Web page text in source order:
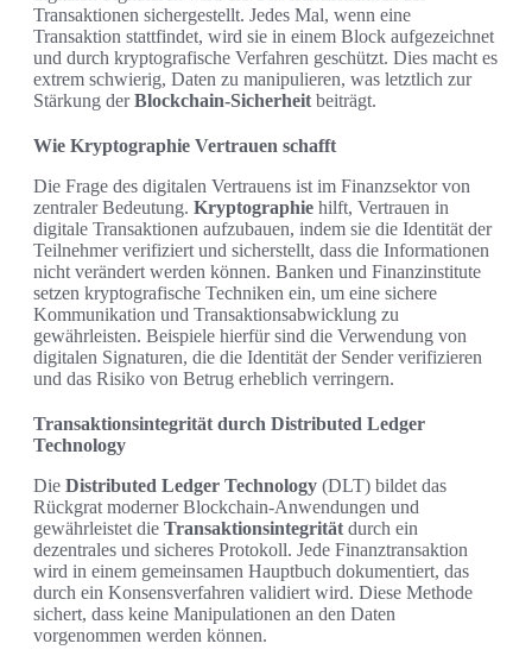
Transaktionen sichergestellt. Jedes Mal, wenn eine
Transaktion stattfindet, wird sie in einem Block aufgezeichnet
und durch kryptografische Verfahren geschützt. Dies macht es
extrem schwierig, Daten zu manipulieren, was letztlich zur
Stärkung derBlockchain-Sicherheit beiträgt.
Wie Kryptographie Vertrauen schafft
Die Frage des digitalen Vertrauens ist im Finanzsektor von
zentraler Bedeutung. Kryptographie hilft, Vertrauen in
digitale Transaktionen aufzubauen, indem sie die Identität der
Teilnehmer verifiziert und sicherstellt, dass die Informationen
nicht verändert werden können. Banken und Finanzinstitute
setzen kryptografische Techniken ein, um eine sichere
Kommunikation und Transaktionsabwicklung zu
gewährleisten. Beispiele hierfür sind die Verwendung von
digitalen Signaturen, die die Identität der Sender verifizieren
und das Risiko von Betrug erheblich verringern.
Transaktionsintegrität durch Distributed Ledger
Technology
Die Distributed Ledger Technology (DLT) bildet das
Rückgrat moderner Blockchain-Anwendungen und
gewährleistet die Transaktionsintegrität durch ein
dezentrales und sicheres Protokoll. Jede Finanztransaktion
wird in einem gemeinsamen Hauptbuch dokumentiert, das
durch ein Konsensverfahren validiert wird. Diese Methode
sichert, dass keine Manipulationen an den Daten
vorgenommen werden können.